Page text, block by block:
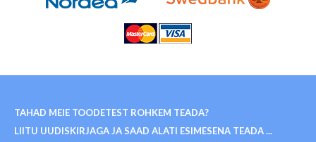
TAHAD MEIE TOODETEST ROHKEM TEADA?
LIITU UUDISKIRJAGA JA SAAD ALATI ESIMESENA TEADA ...